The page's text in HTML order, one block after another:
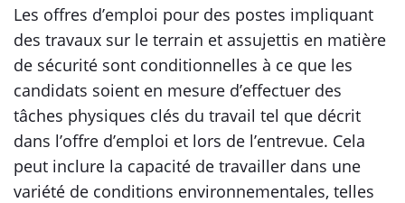
Les offres d’emploi pour des postes impliquant
des travaux sur le terrain et assujettis en matière
de sécurité sont conditionnelles à ce que les
candidats soient en mesure d’effectuer des
tâches physiques clés du travail tel que décrit
dans l’offre d’emploi et lors de l’entrevue. Cela
peut inclure la capacité de travailler dans une
variété de conditions environnementales, telles